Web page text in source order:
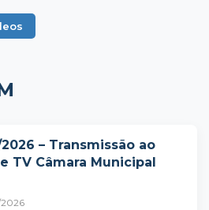
– Transmissão ao
TV Câmara Municipal